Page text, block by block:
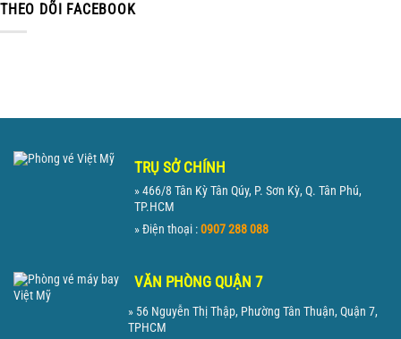
THEO DÕI FACEBOOK
TRỤ SỞ CHÍNH
» 466/8 Tân Kỳ Tân Qúy, P. Sơn Kỳ, Q. Tân Phú,
TP.HCM
» Điện thoại :0907 288 088
VĂN PHÒNG QUẬN 7
» 56 Nguyễn Thị Thập, Phường Tân Thuận, Quận 7,
TPHCM